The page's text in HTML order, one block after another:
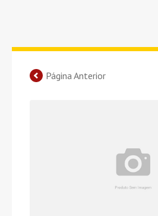
Página Anterior